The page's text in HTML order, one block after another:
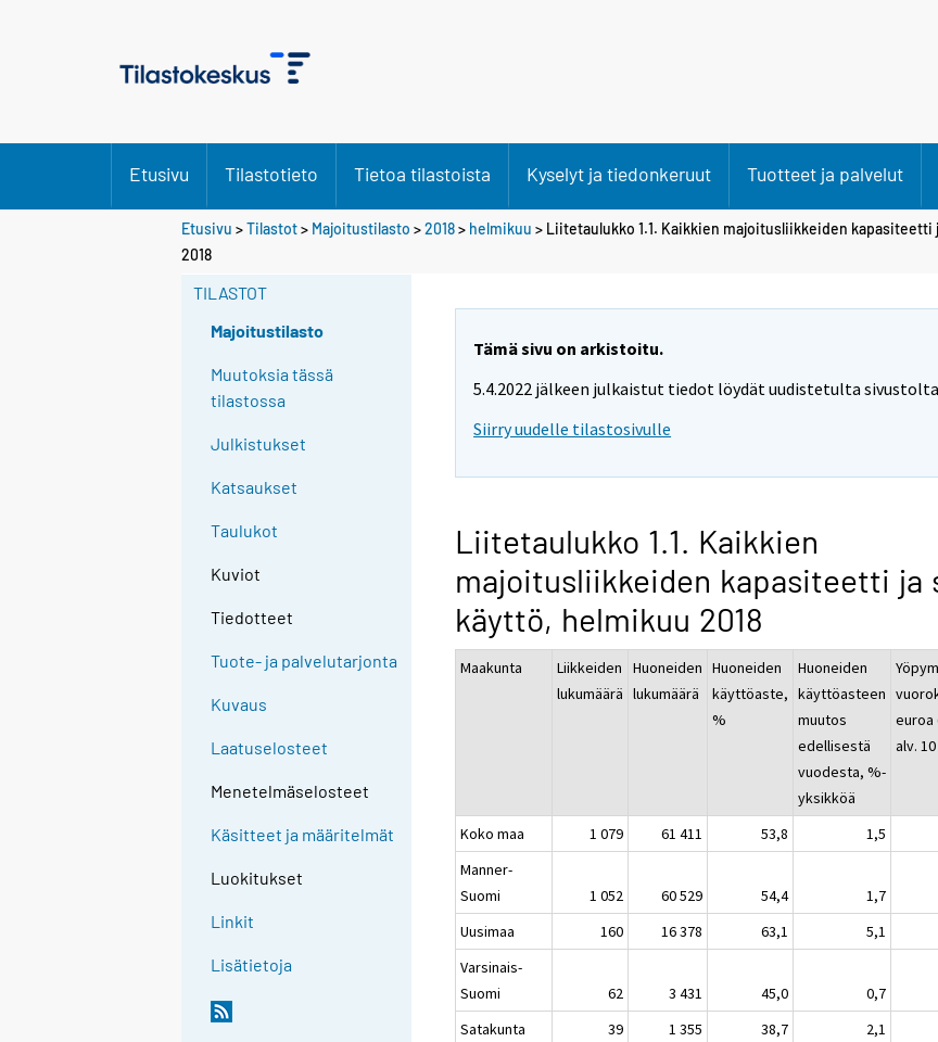
Etusivu Tilastotieto Tietoa tilastoista Kyselyt ja tiedonkeruut Tuotteet ja palvelut
Etusivu >Tilastot> Majoitustilasto >2018> helmikuu > Liitetaulukko 1.1. Kaikkien majoitusliikkeiden kapasiteetti
2018
TILASTOT
Majoitustilasto
Muutoksia tässä
tilastossa
Julkistukset
Katsaukset
Taulukot
Kuviot
Tiedotteet
Tuote- ja palvelutarjonta
Kuvaus
Laatuselosteet
Menetelmäselosteet
Käsitteet ja määritelmät
Luokitukset
Linkit
Lisätietoja
Tämä sivu on arkistoitu.
5.4.2022 jälkeen julkaistut tiedot löydät uudistetulta
Siirry uudelle tilastosivulle
Liitetaulukko 1.1. Kaikkien
majoitusliikkeiden kapasiteetti ja
käyttö, helmikuu 2018
Maakunta
Liikkeiden
lukumäärä
Huoneiden
lukumäärä
Huoneiden
käyttöaste,
%
Huoneiden
käyttöasteen
muutos
edellisestä
vuodesta, %-
yksikköä
euroa
alv.
Koko maa 1 079 61 411 53,8 1,5
Manner-
Suomi
1 052 60 529 54,4 1,7
Uusimaa
160 16 378 63,1 5,1
Varsinais-
Suomi
62 3 431 45,0 0,7
Satakunta
39 1 355 38,7 2,1